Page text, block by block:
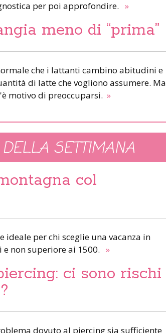
per poi approfondire. »
meno di “prima”
che i lattanti cambino abitudini e
di latte che vogliono assumere. Ma
motivo di preoccuparsi. »
SETTIMANA
col
per chi sceglie una vacanza in
non superiore ai 1500. »
ci sono rischi
dovuto al piercing sia sufficiente